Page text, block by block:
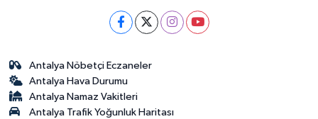
Antalya Nöbetçi Eczaneler
Antalya Hava Durumu
Antalya Namaz Vakitleri
Antalya Trafik Yoğunluk Haritası